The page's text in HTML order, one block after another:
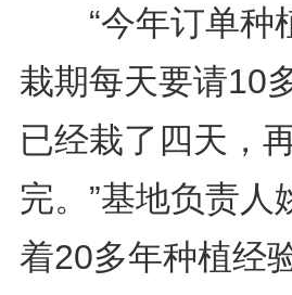
“今年订单种
栽期每天要请10
已经栽了四天，
完。”基地负责
着20多年种植经